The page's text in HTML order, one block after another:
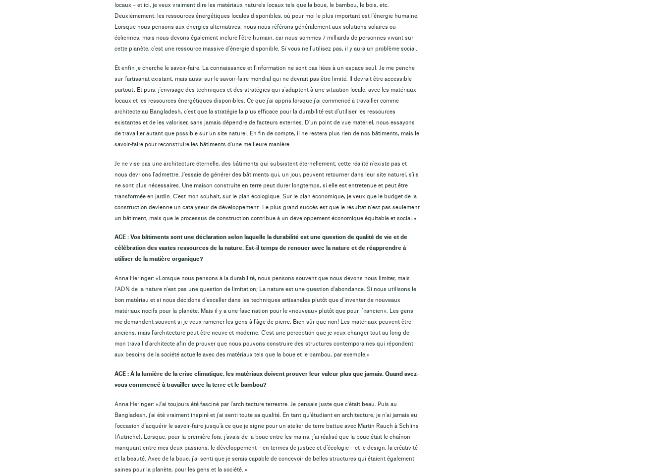
locaux – et ici, je veux vraiment dire les matériaux naturels locaux tels que la boue, le bambou, le bois, etc.
Deuxièmement: les ressources énergétiques locales disponibles, où pour moi le plus important est l'énergie humaine.
Lorsque nous pensons aux énergies alternatives, nous nous référons généralement aux solutions solaires ou
éoliennes, mais nous devons également inclure l'être humain, car nous sommes 7 milliards de personnes vivant sur
cette planète, c'est une ressource massive d'énergie disponible. Si vous ne l’utilisez pas, il y aura un problème social.
Et enfin je cherche le savoir-faire. La connaissance et l'information ne sont pas liées à un espace seul. Je me penche
sur l’artisanat existant, mais aussi sur le savoir-faire mondial qui ne devrait pas être limité. Il devrait être accessible
partout. Et puis, j'envisage des techniques et des stratégies qui s'adaptent à une situation locale, avec les matériaux
locaux et les ressources énergétiques disponibles. Ce que j'ai appris lorsque j'ai commencé à travailler comme
architecte au Bangladesh, c'est que la stratégie la plus efficace pour la durabilité est d'utiliser les ressources
existantes et de les valoriser, sans jamais dépendre de facteurs externes. D'un point de vue matériel, nous essayons
de travailler autant que possible sur un site naturel. En fin de compte, il ne restera plus rien de nos bâtiments, mais le
savoir-faire pour reconstruire les bâtiments d'une meilleure manière.
Je ne vise pas une architecture éternelle, des bâtiments qui subsistent éternellement; cette réalité n'existe pas et
nous devrions l'admettre. J'essaie de générer des bâtiments qui, un jour, peuvent retourner dans leur site naturel, s'ils
ne sont plus nécessaires. Une maison construite en terre peut durer longtemps, si elle est entretenue et peut être
transformée en jardin. C'est mon souhait, sur le plan écologique. Sur le plan économique, je veux que le budget de la
construction devienne un catalyseur de développement. Le plus grand succès est que le résultat n’est pas seulement
un bâtiment, mais que le processus de construction contribue à un développement économique équitable et social.»
ACE : Vos bâtiments sont une déclaration selon laquelle la durabilité est une question de qualité de vie et de
célébration des vastes ressources de la nature. Est-il temps de renouer avec la nature et de réapprendre à
utiliser de la matière organique?
Anna Heringer: «Lorsque nous pensons à la durabilité, nous pensons souvent que nous devons nous limiter, mais
l’ADN de la nature n’est pas une question de limitation; La nature est une question d'abondance. Si nous utilisons le
bon matériau et si nous décidons d'exceller dans les techniques artisanales plutôt que d'inventer de nouveaux
matériaux nocifs pour la planète. Mais il y a une fascination pour le «nouveau» plutôt que pour l’«ancien». Les gens
me demandent souvent si je veux ramener les gens à l'âge de pierre. Bien sûr que non! Les matériaux peuvent être
anciens, mais l'architecture peut être neuve et moderne. C’est une perception que je veux changer tout au long de
mon travail d’architecte afin de prouver que nous pouvons construire des structures contemporaines qui répondent
aux besoins de la société actuelle avec des matériaux tels que la boue et le bambou, par exemple.»
ACE : À la lumière de la crise climatique, les matériaux doivent prouver leur valeur plus que jamais. Quand avez-
vous commencé à travailler avec la terre et le bambou?
Anna Heringer: «J’ai toujours été fasciné par l’architecture terrestre. Je pensais juste que c'était beau. Puis au
Bangladesh, j'ai été vraiment inspiré et j'ai senti toute sa qualité. En tant qu'étudiant en architecture, je n'ai jamais eu
l'occasion d'acquérir le savoir-faire jusqu'à ce que je signe pour un atelier de terre battue avec Martin Rauch à Schlins
(Autriche). Lorsque, pour la première fois, j’avais de la boue entre les mains, j’ai réalisé que la boue était le chaînon
manquant entre mes deux passions, le développement – en termes de justice et d’écologie – et le design, la créativité
et la beauté. Avec de la boue, j'ai senti que je serais capable de concevoir de belles structures qui étaient également
saines pour la planète, pour les gens et la société. «